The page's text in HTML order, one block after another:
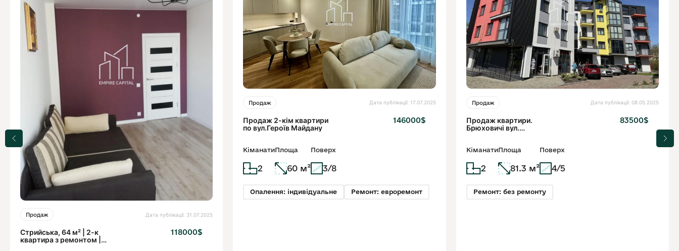
Продаж Дата публікації: 31.07.2025
Стрийська, 64 м² | 2-к
квартира з ремонтом |
118000$
Продаж Дата публікації: 17.07.2025
Продаж 2-кім квартири
по вул.Героїв Майдану
146000$
Кіманати
2
Площа
60 м²
Поверх
3/8
Опалення: індивідуальне Ремонт: евроремонт
Продаж Дата публікації: 08.05.2025
Продаж квартири.
Брюховичі вул.
83500$
Кіманати
2
Площа
81.3 м²
Поверх
4/5
Ремонт: без ремонту